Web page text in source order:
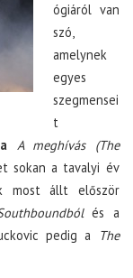
ógiáról van
szó,
amelynek
egyes
szegmensei
t
A meghívás (The
sokan a tavalyi év
most állt először
és a
pedig a
The